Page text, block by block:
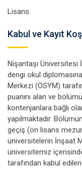
Lisans
Kabul ve Kayıt
Nişantaşı
dengi okul
Merkezi (ÖSYM)
puanını alan ve
kontenjanlara bağlı
yapılmaktadır.
geçiş (ön lisans
üniversitelerin İnşaat
üniversitemiz
tarafından kabul